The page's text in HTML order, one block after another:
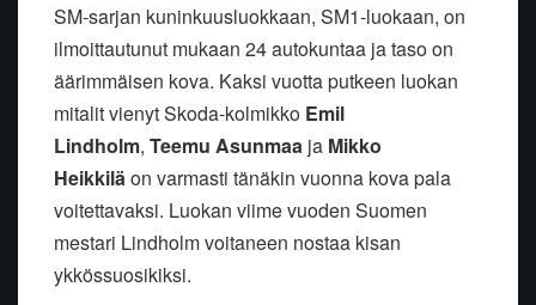
SM-sarjan kuninkuusluokkaan, SM1-luokaan, on
ilmoittautunut mukaan 24 autokuntaa ja taso on
äärimmäisen kova. Kaksi vuotta putkeen luokan
mitalit vienyt Skoda-kolmikko Emil
Lindholm, Teemu Asunmaa ja Mikko
Heikkiläon varmasti tänäkin vuonna kova pala
voitettavaksi. Luokan viime vuoden Suomen
mestari Lindholm voitaneen nostaa kisan
ykkössuosikiksi.